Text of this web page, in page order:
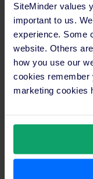
SiteMinder values
important to us.
experience. Some
website. Others
how you use our
cookies remember
marketing cookies
Sagen wir, wie es
ausnahmslos zur
Nutzers. In solchen
Kundendienst an
Softwaresysteme
Synchronisation?
Problem gleich
„Dadurch,
erfolgt und